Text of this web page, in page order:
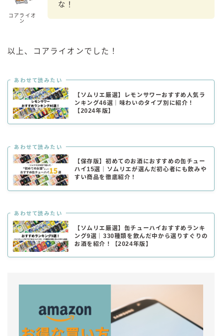
コアライオ
ン
な！
以上、コアライオンでした！
あわせて読みたい
【ソムリエ厳選】レモンサワーおすすめ人気ラ
ンキング46選｜味わいのタイプ別に紹介！
【2024年版】
あわせて読みたい
【保存版】初めてのお酒におすすめの缶チュー
ハイ15選｜ソムリエが選んだ初心者にも飲みや
すい商品を徹底紹介！
あわせて読みたい
【ソムリエ厳選】缶チューハイおすすめランキ
ング9選｜330種類を飲んだ中から選りすぐりの
お酒を紹介！【2024年版】